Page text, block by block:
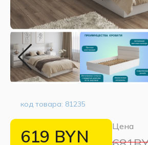
код товара: 81235
619 BYN Цена